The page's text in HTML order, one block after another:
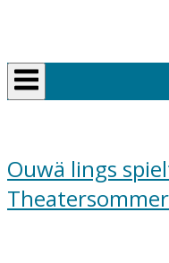
Ouwä lings